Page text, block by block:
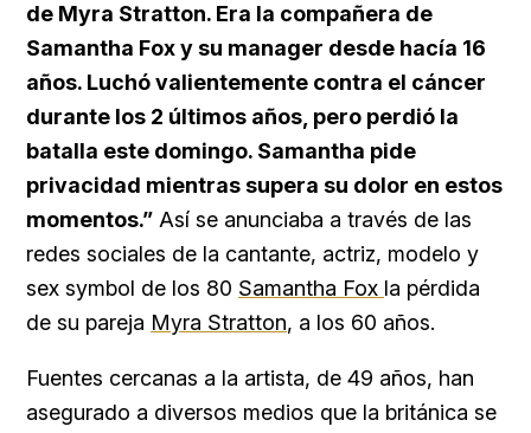
de Myra Stratton. Era la compañera de
Samantha Fox y su manager desde hacía 16
años. Luchó valientemente contra el cáncer
durante los 2 últimos años, pero perdió la
batalla este domingo. Samantha pide
privacidad mientras supera su dolor en estos
momentos.” Así se anunciaba a través de las
redes sociales de la cantante, actriz, modelo y
sex symbol de los 80 Samantha Fox la pérdida
de su pareja Myra Stratton, a los 60 años.
Fuentes cercanas a la artista, de 49 años, han
asegurado a diversos medios que la británica se